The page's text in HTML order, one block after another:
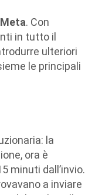
. Con
in tutto il
ulteriori
le principali
la
ora è
minuti dall’invio.
a inviare